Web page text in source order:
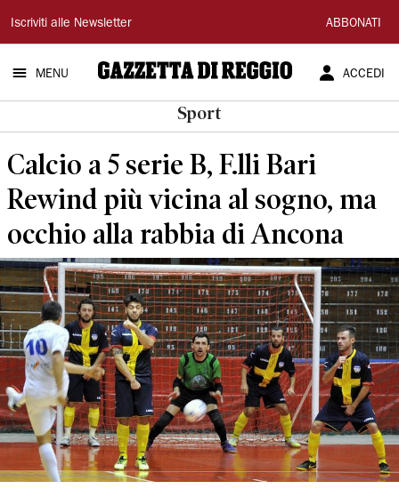
Gazzetta
di
Reggio
Iscriviti alle Newsletter ABBONATI
MENU ACCEDI
Sport
Calcio a 5 serie B, F.lli Bari
Rewind più vicina al sogno, ma
occhio alla rabbia di Ancona